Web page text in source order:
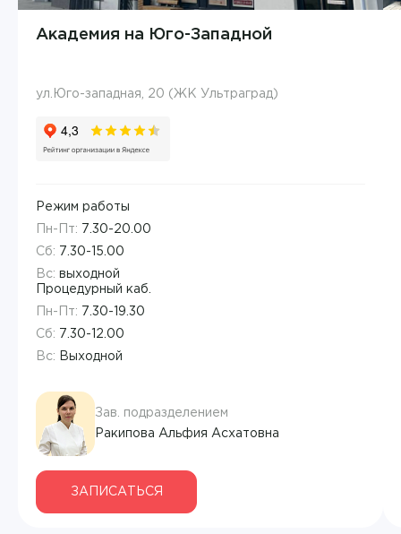
Академия на Юго-Западной
ул.Юго-западная, 20 (ЖК Ультраград)
Режим работы
Пн-Пт: 7.30-20.00
Сб: 7.30-15.00
Вс: выходной
Процедурный каб.
Пн-Пт: 7.30-19.30
Сб: 7.30-12.00
Вс: Выходной
Зав. подразделением
Ракипова Альфия Асхатовна
ЗАПИСАТЬСЯ
Аванесян Тигран Сергеевич
Авдеенко Марина Васильевна
Филиал
Академия МРТ
Направление